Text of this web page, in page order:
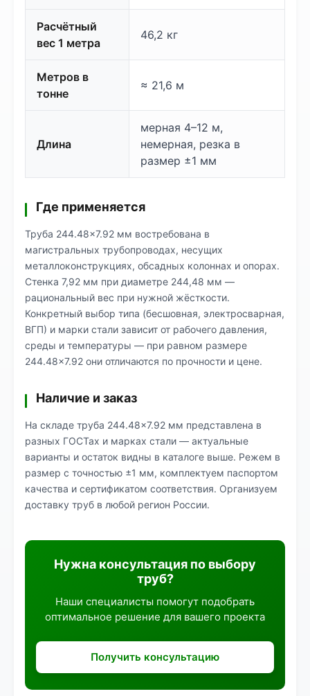
Расчётный
вес 1 метра
46,2 кг
Метров в
тонне
≈ 21,6 м
Длина
мерная 4–12 м,
немерная, резка в
размер ±1 мм
Где применяется
Труба 244.48×7.92 мм востребована в
магистральных трубопроводах, несущих
металлоконструкциях, обсадных колоннах и опорах.
Стенка 7,92 мм при диаметре 244,48 мм —
рациональный вес при нужной жёсткости.
Конкретный выбор типа (бесшовная, электросварная,
ВГП) и марки стали зависит от рабочего давления,
среды и температуры — при равном размере
244.48×7.92 они отличаются по прочности и цене.
Наличие и заказ
На складе труба 244.48×7.92 мм представлена в
разных ГОСТах и марках стали — актуальные
варианты и остаток видны в каталоге выше. Режем в
размер с точностью ±1 мм, комплектуем паспортом
качества и сертификатом соответствия. Организуем
доставку труб в любой регион России.
Нужна консультация по выбору
труб?
Наши специалисты помогут подобрать
оптимальное решение для вашего проекта
Получить консультацию